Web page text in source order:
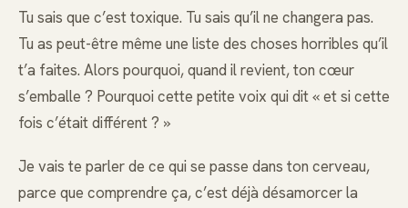
Tu sais que c’est toxique. Tu sais qu’il ne changera pas.
Tu as peut-être même une liste des choses horribles qu’il
t’a faites. Alors pourquoi, quand il revient, ton cœur
s’emballe ? Pourquoi cette petite voix qui dit « et si cette
fois c’était différent ? »
Je vais te parler de ce qui se passe dans ton cerveau,
parce que comprendre ça, c’est déjà désamorcer la